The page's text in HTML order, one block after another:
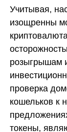
Учитывая,
изощренны
розыгрышам
проверка
кошельков к
токены,